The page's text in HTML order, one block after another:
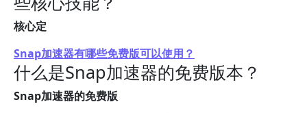
核心定
Snap加速器有哪些免费版可以使用？
什么是Snap加速器的免费版本？
Snap加速器的免费版